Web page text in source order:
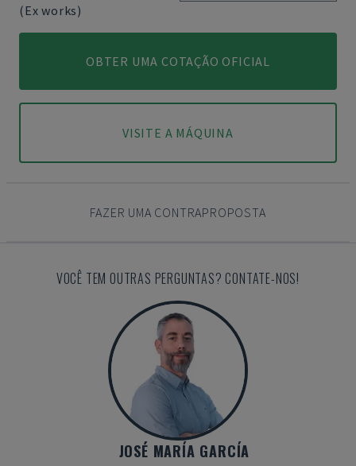
(Ex works)
OBTER UMA COTAÇÃO OFICIAL
VISITE A MÁQUINA
FAZER UMA CONTRAPROPOSTA
VOCÊ TEM OUTRAS PERGUNTAS? CONTATE-NOS!
JOSÉ MARÍA GARCÍA